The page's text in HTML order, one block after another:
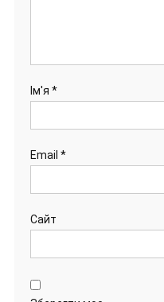
Ім'я *
Email *
Сайт